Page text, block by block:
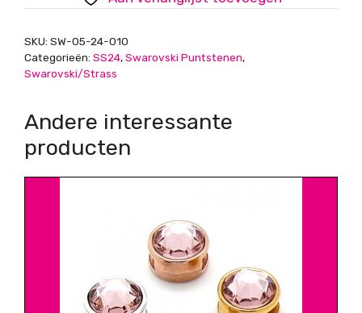
SKU: SW-05-24-010
Categorieën: SS24,Swarovski Puntstenen,
Swarovski/Strass
Andere interessante
producten